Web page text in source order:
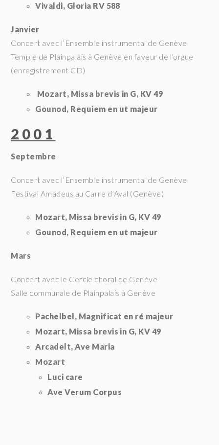
Vivaldi, Gloria RV 588
Janvier
Concert avec l’Ensemble instrumental de Genève
Temple de Plainpalais à Genève en faveur de l’orgue
(enregistrement CD)
Mozart, Missa brevis in G, KV 49
Gounod, Requiem en ut majeur
2001
Septembre
Concert avec l’Ensemble instrumental de Genève
Festival Amadeus au Carre d’Aval (Genève)
Mozart, Missa brevis in G, KV 49
Gounod, Requiem en ut majeur
Mars
Concert avec le Cercle choral de Genève
Salle communale de Plainpalais à Genève
Pachelbel, Magnificat en ré majeur
Mozart, Missa brevis in G, KV 49
Arcadelt, Ave Maria
Mozart
Luci care
Ave Verum Corpus